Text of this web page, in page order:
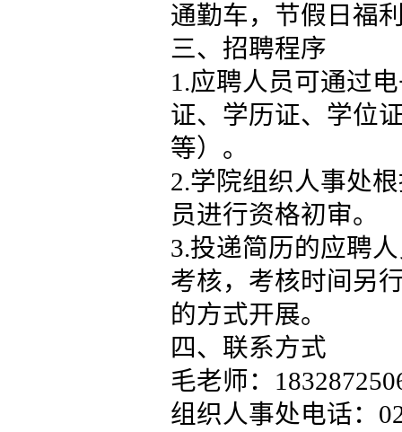
通勤车，节假日福
三、招聘程序
1.应聘人员可通过
证、学历证、学位
等）。
2.学院组织人事处
员进行资格初审。
3.投递简历的应聘
考核，考核时间另
的方式开展。
四、联系方式
毛老师：
组织人事处电话：